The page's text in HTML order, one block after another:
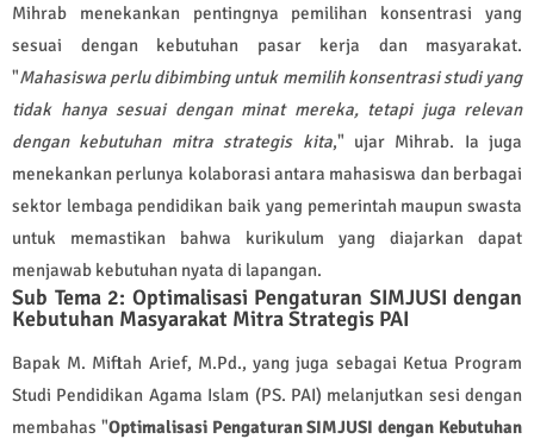
Mihrab menekankan pentingnya pemilihan konsentrasi yang
sesuai dengan kebutuhan pasar kerja dan masyarakat.
"Mahasiswa perlu dibimbing untuk memilih konsentrasi studi yang
tidak hanya sesuai dengan minat mereka, tetapi juga relevan
dengan kebutuhan mitra strategis kita," ujar Mihrab. Ia juga
menekankan perlunya kolaborasi antara mahasiswa dan berbagai
sektor lembaga pendidikan baik yang pemerintah maupun swasta
untuk memastikan bahwa kurikulum yang diajarkan dapat
menjawab kebutuhan nyata di lapangan.
Sub Tema 2: Optimalisasi Pengaturan SIMJUSI dengan
Kebutuhan Masyarakat Mitra Strategis PAI
Bapak M. Miftah Arief, M.Pd., yang juga sebagai Ketua Program
Studi Pendidikan Agama Islam (PS. PAI) melanjutkan sesi dengan
membahas "Optimalisasi Pengaturan SIMJUSI dengan Kebutuhan